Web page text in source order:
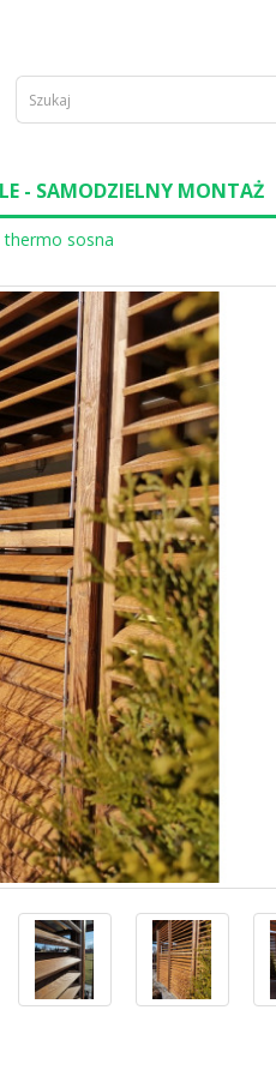
- SAMODZIELNY MONTAŻ
thermo sosna